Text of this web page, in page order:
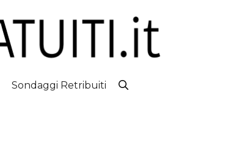
Sondaggi Retribuiti